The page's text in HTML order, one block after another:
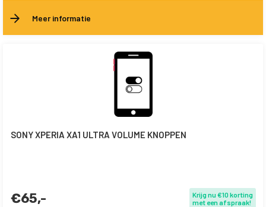
Meer informatie
SONY XPERIA XA1 ULTRA VOLUME KNOPPEN
€65,-
Krijg nu €10 korting
met een afspraak!